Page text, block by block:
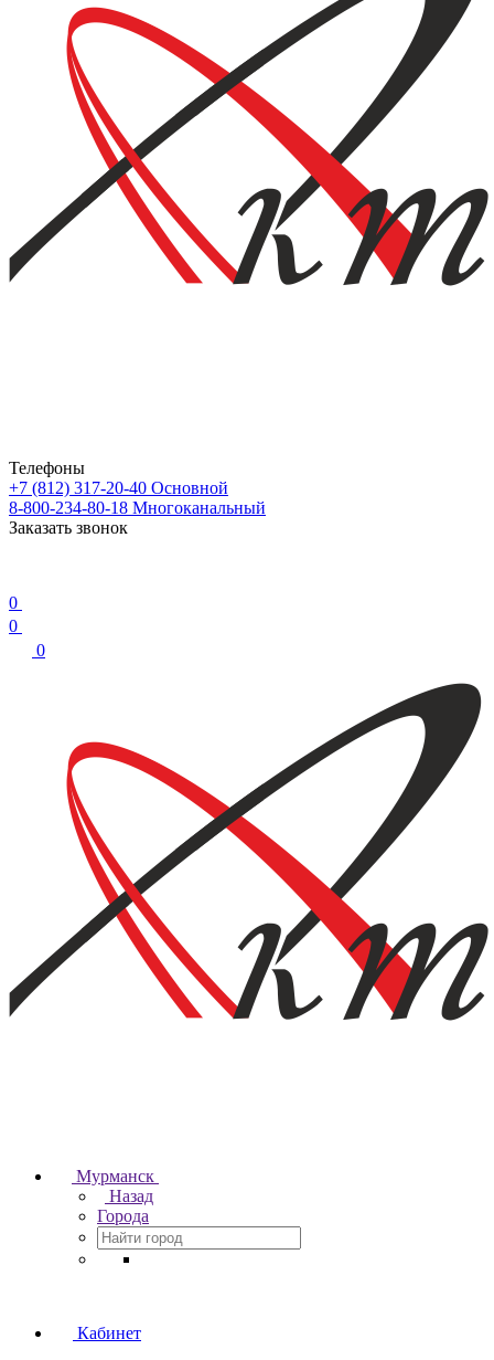
Телефоны
+7 (812) 317-20-40 Основной
8-800-234-80-18 Многоканальный
Заказать звонок
0
0
0
Мурманск
Назад
Города
Кабинет